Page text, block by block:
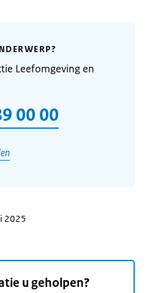
Leefomgeving en
00 00
2025
u geholpen?